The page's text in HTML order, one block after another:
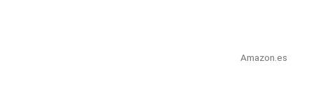
Amazon.es